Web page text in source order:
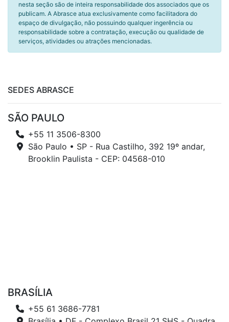
nesta seção são de inteira responsabilidade dos associados que os
publicam. A Abrasce atua exclusivamente como facilitadora do
espaço de divulgação, não possuindo qualquer ingerência ou
responsabilidade sobre a contratação, execução ou qualidade de
serviços, atividades ou atrações mencionadas.
SEDES ABRASCE
SÃO PAULO
+55 11 3506-8300
São Paulo • SP - Rua Castilho, 392 19º andar,
Brooklin Paulista - CEP: 04568-010
BRASÍLIA
+55 61 3686-7781